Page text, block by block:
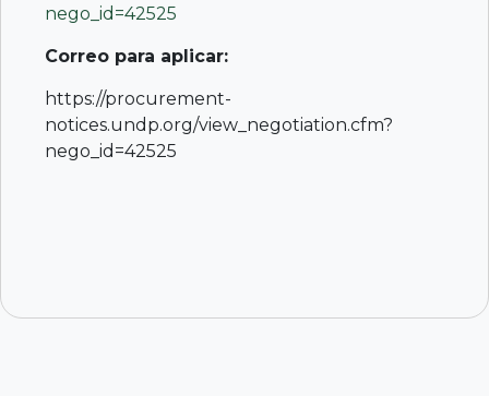
nego_id=42525
Correo para aplicar:
https://procurement-
notices.undp.org/view_negotiation.cfm?
nego_id=42525